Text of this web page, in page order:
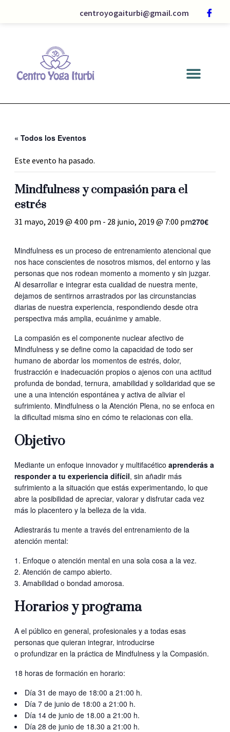
centroyogaiturbi@gmail.com
« Todos los Eventos
Este evento ha pasado.
Mindfulness y compasión para el
estrés
31 mayo, 2019 @ 4:00 pm - 28 junio, 2019 @ 7:00 pm270€
Mindfulness es un proceso de entrenamiento atencional que
nos hace conscientes de nosotros mismos, del entorno y las
personas que nos rodean momento a momento y sin juzgar.
Al desarrollar e integrar esta cualidad de nuestra mente,
dejamos de sentirnos arrastrados por las circunstancias
diarias de nuestra experiencia, respondiendo desde otra
perspectiva más amplia, ecuánime y amable.
La compasión es el componente nuclear afectivo de
Mindfulness y se define como la capacidad de todo ser
humano de abordar los momentos de estrés, dolor,
frustracción e inadecuación propios o ajenos con una actitud
profunda de bondad, ternura, amabilidad y solidaridad que se
une a una intención espontánea y activa de aliviar el
sufrimiento. Mindfulness o la Atención Plena, no se enfoca en
la dificultad misma sino en cómo te relacionas con ella.
Objetivo
Mediante un enfoque innovador y multifacético aprenderás a
responder a tu experiencia difícil, sin añadir más
sufrimiento a la situación que estás experimentando, lo que
abre la posibilidad de apreciar, valorar y disfrutar cada vez
más lo placentero y la belleza de la vida.
Adiestrarás tu mente a través del entrenamiento de la
atención mental:
Enfoque o atención mental en una sola cosa a la vez.
Atención de campo abierto.
Amabilidad o bondad amorosa.
Horarios y programa
A el público en general, profesionales y a todas esas
personas que quieran integrar, introducirse
o profundizar en la práctica de Mindfulness y la Compasión.
18 horas de formación en horario:
Día 31 de mayo de 18:00 a 21:00 h.
Día 7 de junio de 18:00 a 21:00 h.
Día 14 de junio de 18.00 a 21:00 h.
Día 28 de junio de 18.30 a 21:00 h.